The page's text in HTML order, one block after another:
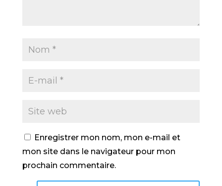
Enregistrer mon nom, mon e-mail et
mon site dans le navigateur pour mon
prochain commentaire.